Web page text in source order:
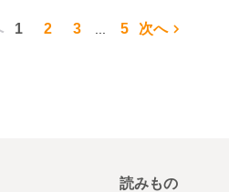
1 2 3 5 次へ
読みもの